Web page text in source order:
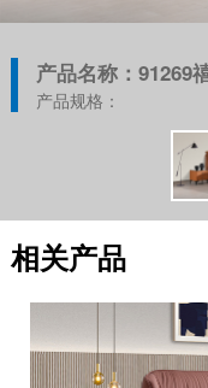
产品名称：91269
产品规格：
相关产品